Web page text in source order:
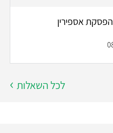
הפסקת אספירין
לכל השאלות